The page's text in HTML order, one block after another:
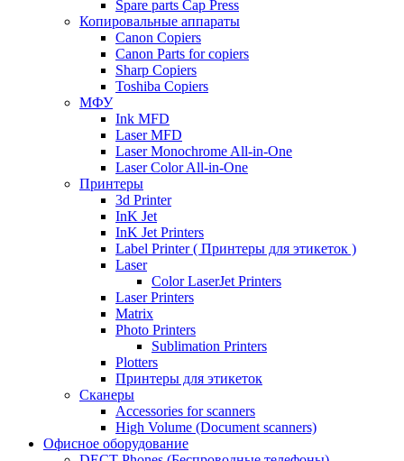
Spare parts Cap Press
Копировальные аппараты
Canon Copiers
Canon Parts for copiers
Sharp Copiers
Toshiba Copiers
МФУ
Ink MFD
Laser MFD
Laser Monochrome All-in-One
Laser Color All-in-One
Принтеры
3d Printer
InK Jet
InK Jet Printers
Label Printer ( Принтеры для этикеток )
Laser
Color LaserJet Printers
Laser Printers
Matrix
Photo Printers
Sublimation Printers
Plotters
Принтеры для этикеток
Сканеры
Accessories for scanners
High Volume (Document scanners)
Офисное оборудование